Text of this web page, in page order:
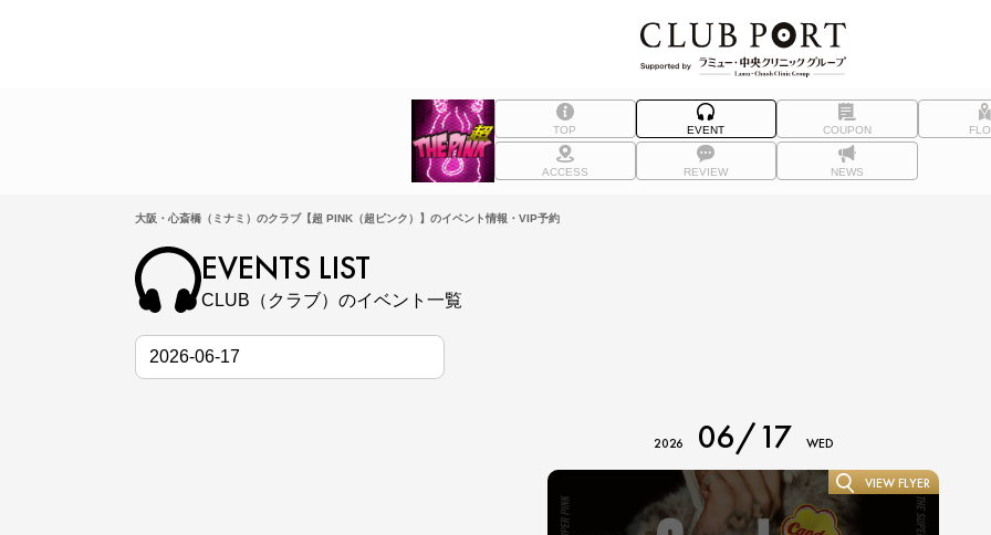
TOP EVENT COUPON
ACCESS REVIEW NEWS
大阪・心斎橋（ミナミ）のクラブ【超 PINK（超ピンク）】のイベント情報・VIP予約
EVENTS LIST
CLUB（クラブ）のイベント一覧
2026 06/17 WED
VIEW FLYER